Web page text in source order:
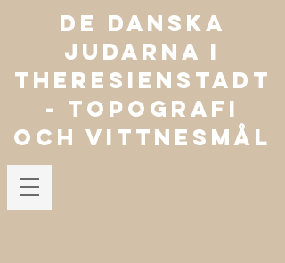
De danska
judarna i
Theresienstadt
- TOPOGRAFI
OCH VITTNESMÅL